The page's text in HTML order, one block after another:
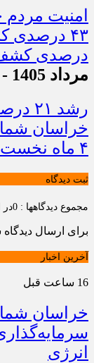
امنیت
درصدی
مرداد 1405 - 23:04
رشد
۴ ماه نخست سال
ثبت دیدگاه
مجموع دیدگاهها : 0 در
برای ارسال دیدگاه
آخرین اخبار
16 ساعت قبل
خراسان
انرژی